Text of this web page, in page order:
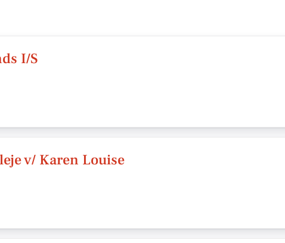
I/S
v/ Karen Louise